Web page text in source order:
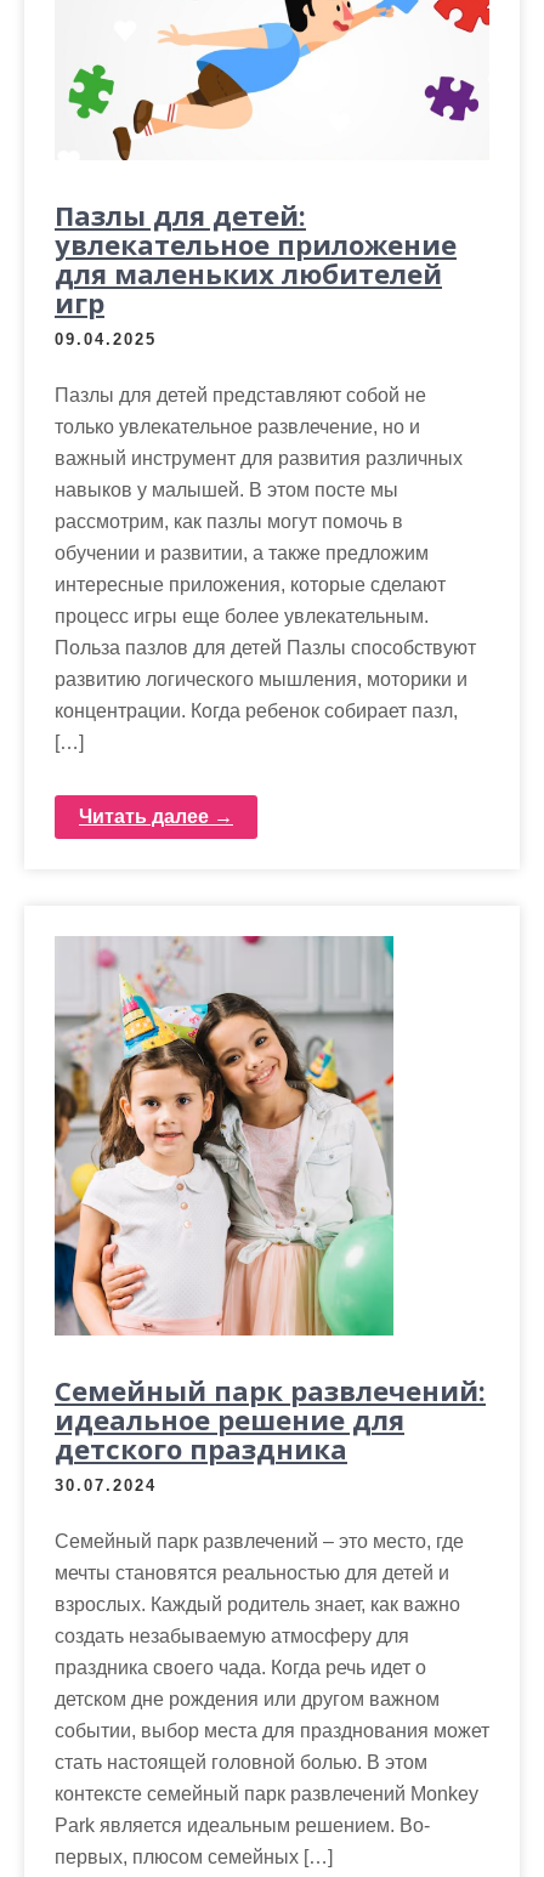
Пазлы для детей:
увлекательное приложение
для маленьких любителей
игр
09.04.2025
Пазлы для детей представляют собой не
только увлекательное развлечение, но и
важный инструмент для развития различных
навыков у малышей. В этом посте мы
рассмотрим, как пазлы могут помочь в
обучении и развитии, а также предложим
интересные приложения, которые сделают
процесс игры еще более увлекательным.
Польза пазлов для детей Пазлы способствуют
развитию логического мышления, моторики и
концентрации. Когда ребенок собирает пазл,
[…]
Читать далее →
Семейный парк развлечений:
идеальное решение для
детского праздника
30.07.2024
Семейный парк развлечений – это место, где
мечты становятся реальностью для детей и
взрослых. Каждый родитель знает, как важно
создать незабываемую атмосферу для
праздника своего чада. Когда речь идет о
детском дне рождения или другом важном
событии, выбор места для празднования может
стать настоящей головной болью. В этом
контексте семейный парк развлечений Monkey
Park является идеальным решением. Во-
первых, плюсом семейных […]